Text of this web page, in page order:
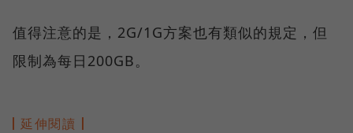
值得注意的是，2G/1G方案也有類似的規定，但
限制為每日200GB。
延伸閱讀